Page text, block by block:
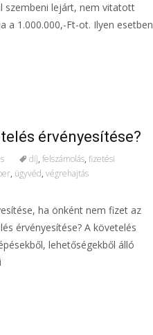
szembeni lejárt, nem vitatott
a 1.000.000,-Ft-ot. Ilyen esetben
érvényesítése?
díj, felszámolás, fizetési
, ügyvéd, végrehajtás
ha önként nem fizet az
érvényesítése? A követelés
lehetőségekből álló